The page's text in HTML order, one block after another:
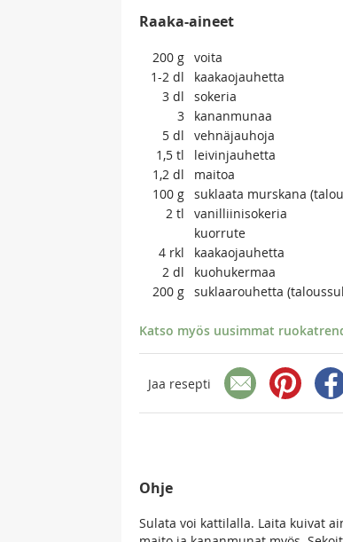
Raaka-aineet
200 g voita
1-2 dl
kaakaojauhetta
3 dl
sokeria
3
kananmunaa
5 dl
vehnäjauhoja
1,5 tl
leivinjauhetta
1,2 dl
maitoa
100 g suklaata murskana
2 tl
vanilliinisokeria
kuorrute
4 rkl
kaakaojauhetta
2 dl
kuohukermaa
200 g suklaarouhetta
Katso myös uusimmat
Jaa resepti
Ohje
Sulata voi kattilalla. Laita kuivat